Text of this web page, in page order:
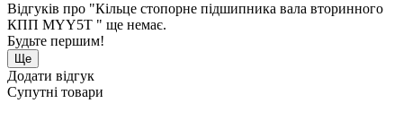
Відгуків про "Кільце стопорне підшипника вала вторинного
КПП MYY5T " ще немає.
Будьте першим!
Ще
Додати відгук
Супутні товари